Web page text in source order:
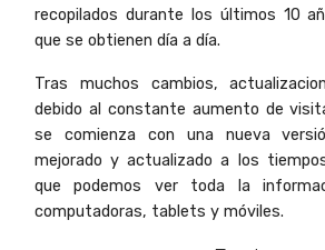
recopilados durante los últimos 10
que se obtienen día a día.
Tras muchos cambios,
debido al constante aumento de
se comienza con una nueva
mejorado y actualizado a los
que podemos ver toda la
computadoras, tablets y móviles.